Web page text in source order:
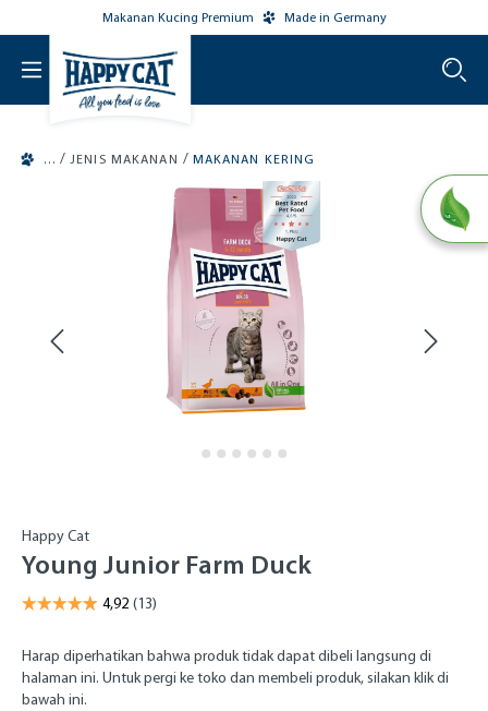
main contentMakanan Kucing Premium Made in Germany
/ JENIS MAKANAN / MAKANAN KERING
Happy Cat
Young Junior Farm Duck
Harap diperhatikan bahwa produk tidak dapat dibeli langsung di
halaman ini. Untuk pergi ke toko dan membeli produk, silakan klik di
bawah ini.